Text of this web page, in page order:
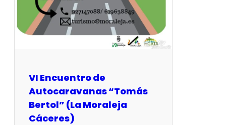
VI Encuentro de
Autocaravanas “Tomás
Bertol” (La Moraleja
Cáceres)